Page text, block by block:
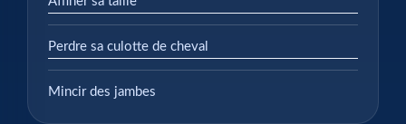
Perdre sa culotte de cheval
Mincir des jambes